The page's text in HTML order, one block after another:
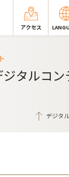
アクセス
タルコ
デジタ